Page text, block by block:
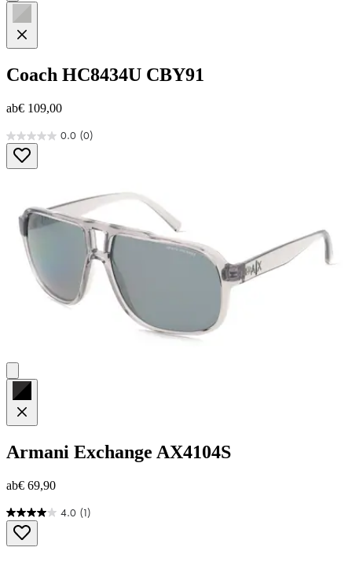
Coach HC8434U CBY91
ab€ 109,00
0.0 (0)
0.0
von
5
Armani Exchange AX4104S
ab€ 69,90
4.0 (1)
4.0
von
5